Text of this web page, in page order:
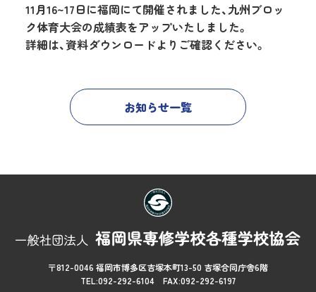
11月16~17日に福岡にて開催されました、九州ブロッ
ク体育大会の成績表をアップいたしました。
詳細は、資料ダウンロードよりご確認ください。
お知らせ一覧
〒812-0046 福岡市博多区吉塚本町13-50 吉塚合同庁舎6階
TEL:092-292-6104 FAX:092-292-6197